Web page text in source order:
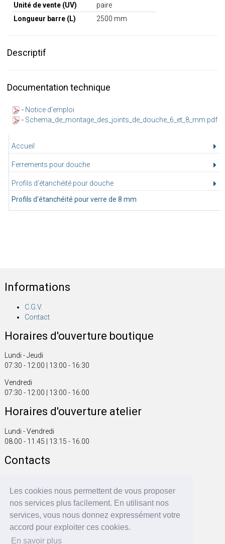
Les cookies nous permettent de vous proposer
nos services plus facilement. En utilisant nos
services, vous nous donnez expressément votre
accord pour exploiter ces cookies.
En savoir plus
Accueil
Ferrements pour douche
Profils d'étanchéité pour douche
Profils d'étanchéité pour verre de 8 mm
Unité de vente (UV)
paire
Longueur barre (L)
2500 mm
Descriptif
Documentation technique
- Notice d'emploi
- Schema_de_montage_des_joints_de_douche_6_et_8_mm.pdf
Informations
C.G.V.
Contact
Horaires d'ouverture boutique
Lundi - Jeudi
07:30 - 12:00 | 13:00 - 16:30
Vendredi
07:30 - 12:00 | 13:00 - 16:00
Horaires d'ouverture atelier
Lundi - Vendredi
08.00 - 11.45 | 13.15 - 16.00
Contacts
Fax +41 61 816 20 01
info@fonsegrive.ch
Fonsegrive GmbH
Moosmattstrasse 14
CH - 4304 Giebenach